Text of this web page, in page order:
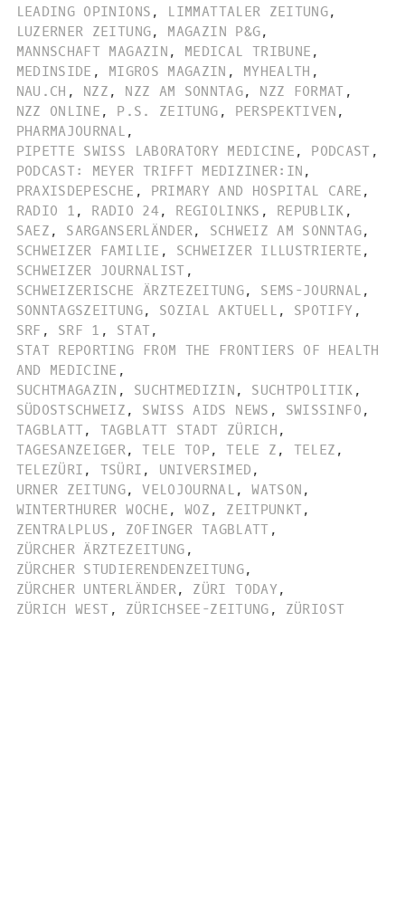
LEADING OPINIONS , LIMMATTALER ZEITUNG,
LUZERNER ZEITUNG, MAGAZIN P&G,
MANNSCHAFT MAGAZIN , MEDICAL TRIBUNE ,
MEDINSIDE , MIGROS MAGAZIN , MYHEALTH ,
NAU.CH , NZZ , NZZ AM SONNTAG, NZZ FORMAT ,
NZZ ONLINE , P.S. ZEITUNG , PERSPEKTIVEN ,
PHARMAJOURNAL ,
PIPETTE SWISS LABORATORY MEDICINE , PODCAST ,
PODCAST: MEYER TRIFFT MEDIZINER:IN ,
PRAXISDEPESCHE , PRIMARY AND HOSPITAL CARE ,
RADIO 1 , RADIO 24, REGIOLINKS , REPUBLIK ,
SAEZ , SARGANSERLÄNDER, SCHWEIZ AM SONNTAG,
SCHWEIZER FAMILIE , SCHWEIZER ILLUSTRIERTE ,
SCHWEIZER JOURNALIST ,
SCHWEIZERISCHE ÄRZTEZEITUNG, SEMS-JOURNAL ,
SONNTAGSZEITUNG, SOZIAL AKTUELL , SPOTIFY ,
SRF , SRF 1 , STAT,
STAT REPORTING FROM THE FRONTIERS OF HEALTH
AND MEDICINE ,
SUCHTMAGAZIN , SUCHTMEDIZIN , SUCHTPOLITIK ,
SÜDOSTSCHWEIZ , SWISS AIDS NEWS , SWISSINFO ,
TAGBLATT, TAGBLATT STADT ZÜRICH ,
TAGESANZEIGER, TELE TOP, TELE Z , TELEZ ,
TELEZÜRI , TSÜRI , UNIVERSIMED ,
URNER ZEITUNG, VELOJOURNAL , WATSON ,
WINTERTHURER WOCHE , WOZ , ZEITPUNKT,
ZENTRALPLUS , ZOFINGER TAGBLATT ,
ZÜRCHER ÄRZTEZEITUNG ,
ZÜRCHER STUDIERENDENZEITUNG,
ZÜRCHER UNTERLÄNDER, ZÜRI TODAY,
ZÜRICH WEST , ZÜRICHSEE-ZEITUNG , ZÜRIOST